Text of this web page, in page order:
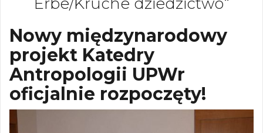
Nowy międzynarodowy
projekt Katedry
Antropologii UPWr
oficjalnie rozpoczęty!